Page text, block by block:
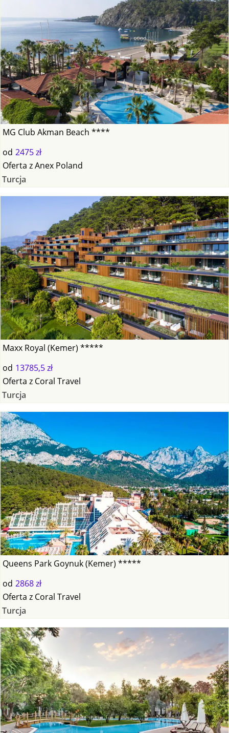
MG Club Akman Beach ****
od 2475 zł
Oferta zAnex Poland
Turcja
Maxx Royal (Kemer) *****
od 13785,5 zł
Oferta z Coral Travel
Turcja
Queens Park Goynuk (Kemer) *****
od 2868 zł
Oferta z Coral Travel
Turcja